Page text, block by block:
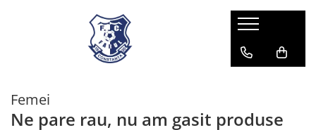
Femei
Ne pare rau, nu am gasit produse